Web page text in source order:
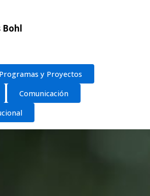
Bohl
Programas y Proyectos
Comunicación